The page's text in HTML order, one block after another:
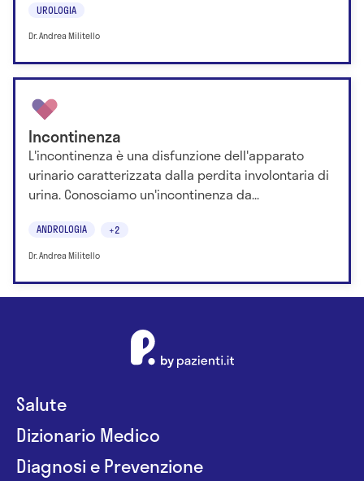
UROLOGIA
Dr. Andrea Militello
Incontinenza
L'incontinenza è una disfunzione dell'apparato
urinario caratterizzata dalla perdita involontaria di
urina. Conosciamo un'incontinenza da...
ANDROLOGIA +2
Dr. Andrea Militello
Salute
Dizionario Medico
Diagnosi e Prevenzione